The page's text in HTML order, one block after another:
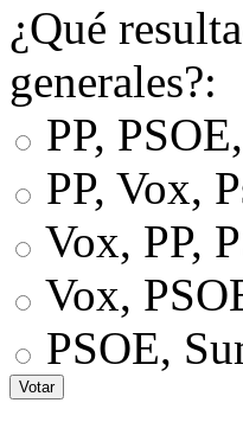
¿Qué
generales?:
PP,
PP, Vox,
Vox, PP,
Vox,
PSOE,